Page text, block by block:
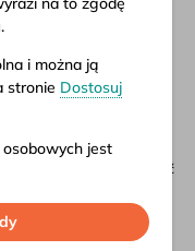
gdzie możesz porównać
online. Bilety są
– adresy i godziny
i można ją
stronie Dostosuj
jest
osobowych
cookies